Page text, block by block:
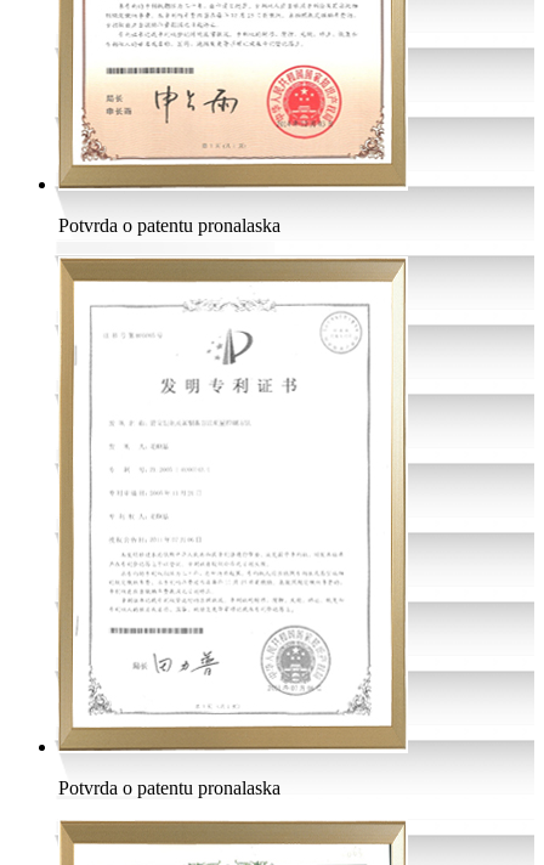
Potvrda o patentu pronalaska
Potvrda o patentu pronalaska